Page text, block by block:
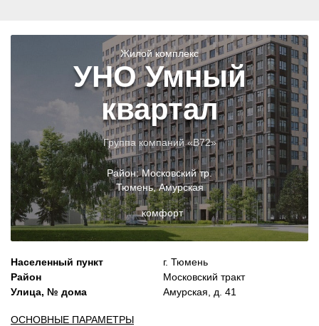
Жилой комплекс
УНО Умный
квартал
Группа компаний «В72»
Район:Московский тр.
Тюмень,Амурская
комфорт
Населенный пункт
Район
Улица, № дома
ОСНОВНЫЕ ПАРАМЕТРЫ
г. Тюмень
Московский тракт
Амурская, д. 41